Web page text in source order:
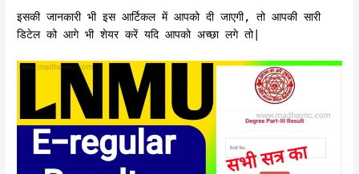
इसकी जानकारी भी इस आर्टिकल में आपको दी जाएगी, तो आपकी सारी
डिटेल को आगे भी शेयर करें यदि आपको अच्छा लगे तो|